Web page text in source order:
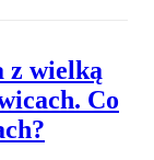
z wielką
Co